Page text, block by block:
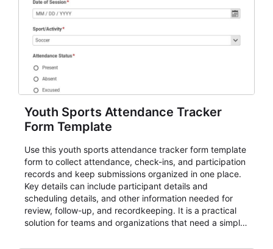
Youth Sports Attendance Tracker
Form Template
Use this youth sports attendance tracker form template
form to collect attendance, check-ins, and participation
records and keep submissions organized in one place.
Key details can include participant details and
scheduling details, and other information needed for
review, follow-up, and recordkeeping. It is a practical
solution for teams and organizations that need a simple
participation records.